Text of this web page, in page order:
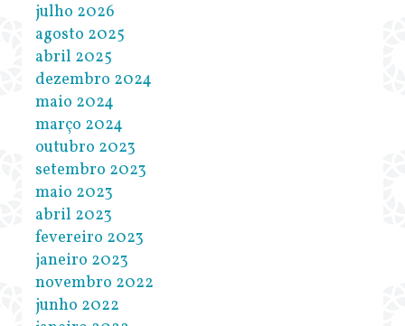
julho 2026
agosto 2025
abril 2025
dezembro 2024
maio 2024
março 2024
outubro 2023
setembro 2023
maio 2023
abril 2023
fevereiro 2023
janeiro 2023
novembro 2022
junho 2022